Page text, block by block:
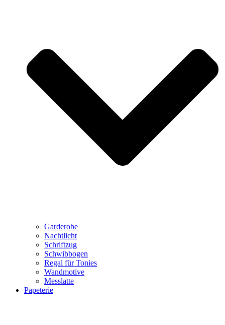
Garderobe
Nachtlicht
Schriftzug
Schwibbogen
Regal für Tonies
Wandmotive
Messlatte
Papeterie